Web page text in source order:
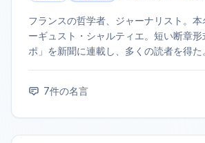
フランスの哲学者、ジャーナリスト。
ーギュスト・シャルティエ。短い断章形
ポ」を新聞に連載し、多くの読者を得た
7件の名言